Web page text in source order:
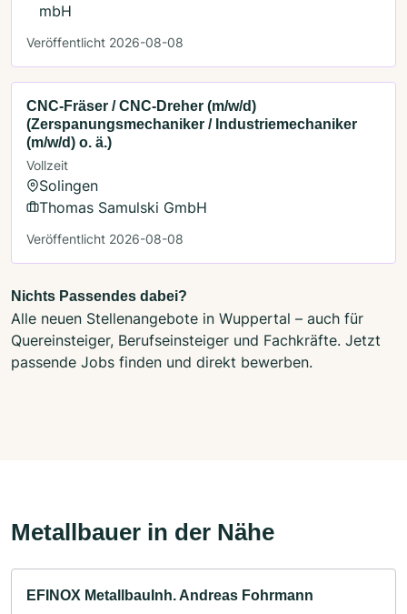
mbH
Veröffentlicht 2026-08-08
CNC-Fräser / CNC-Dreher (m/w/d)
(Zerspanungsmechaniker / Industriemechaniker
(m/w/d) o. ä.)
Vollzeit
Solingen
Thomas Samulski GmbH
Veröffentlicht 2026-08-08
Nichts Passendes dabei?
Alle neuen Stellenangebote in Wuppertal – auch für
Quereinsteiger, Berufseinsteiger und Fachkräfte. Jetzt
passende Jobs finden und direkt bewerben.
Metallbauer in der Nähe
EFINOX MetallbauInh. Andreas Fohrmann